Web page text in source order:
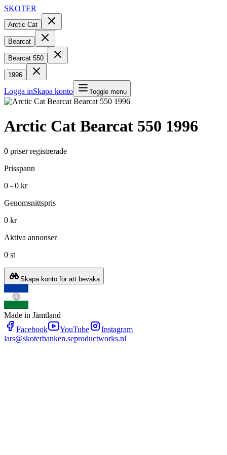
SKOTER
Arctic Cat
Bearcat
Bearcat 550
1996
Logga inSkapa konto Toggle menu
Arctic Cat Bearcat 550 1996
0 priser registrerade
Prisspann
0 - 0 kr
Genomsnittspris
0 kr
Aktiva annonser
0 st
Skapa konto för att bevaka
Made in Jämtland
Facebook
YouTube
Instagram
lars@skoterbanken.seproductworks.nl